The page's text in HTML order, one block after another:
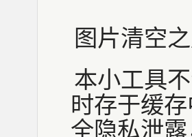
图片清空
本小工具
时存于缓
全隐私泄